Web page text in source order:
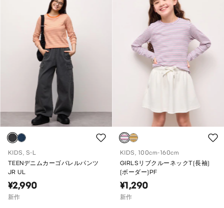
KIDS, S-L
TEENデニムカーゴバレルパンツ
JR UL
¥2,990
新作
KIDS, 100cm-160cm
GIRLSリブクルーネックT(長袖)
(ボーダー)PF
¥1,290
新作